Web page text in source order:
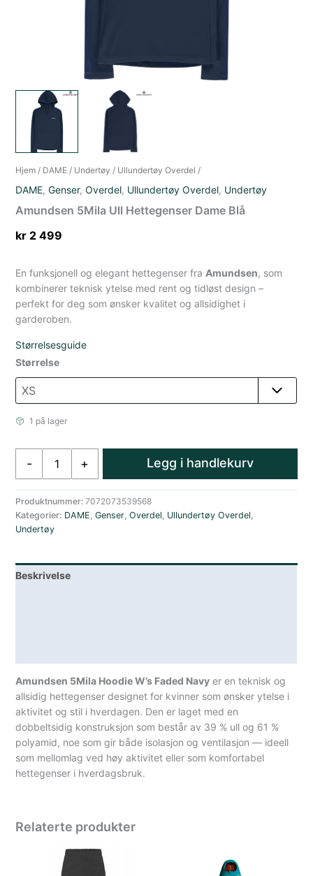
Hjem / DAME / Undertøy / Ullundertøy Overdel /
DAME,Genser,Overdel, Ullundertøy Overdel, Undertøy
Amundsen 5Mila Ull Hettegenser Dame Blå
kr 2 499
En funksjonell og elegant hettegenser fra Amundsen, som
kombinerer teknisk ytelse med rent og tidløst design –
perfekt for deg som ønsker kvalitet og allsidighet i
garderoben.
Størrelsesguide
Størrelse
1 på lager
-
Hettegenser
Dame
Blå
+ Legg i handlekurv
Produktnummer:7072073539568
Kategorier: DAME,Genser,Overdel, Ullundertøy Overdel,
Undertøy
Beskrivelse
Amundsen 5Mila Hoodie W’s Faded Navy er en teknisk og
allsidig hettegenser designet for kvinner som ønsker ytelse i
aktivitet og stil i hverdagen. Den er laget med en
dobbeltsidig konstruksjon som består av 39 % ull og 61 %
polyamid, noe som gir både isolasjon og ventilasjon — ideell
som mellomlag ved høy aktivitet eller som komfortabel
hettegenser i hverdagsbruk.
Relaterte produkter